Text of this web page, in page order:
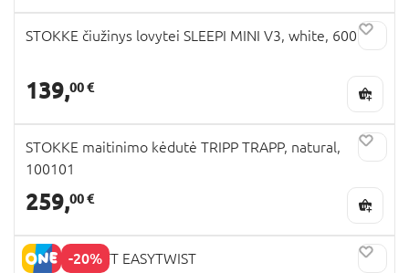
STOKKE čiužinys lovytei SLEEPI MINI V3, white, 600101
139,00 €
STOKKE maitinimo kėdutė TRIPP TRAPP, natural,
100101
259,00 €
-20%
KINDERKRAFT EASYTWIST